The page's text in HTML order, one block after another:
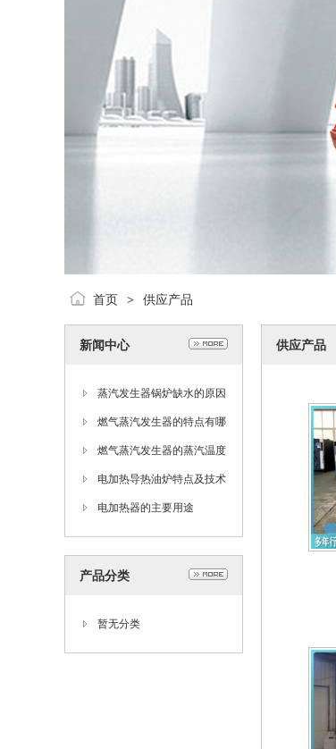
首页 > 供应产品
新闻中心
蒸汽发生器锅炉缺水的原因
和处理方法
燃气蒸汽发生器的特点有哪
些
燃气蒸汽发生器的蒸汽温度
过低怎么办
电加热导热油炉特点及技术
参数(制药厂专用)
电加热器的主要用途
产品分类
暂无分类
供应产品